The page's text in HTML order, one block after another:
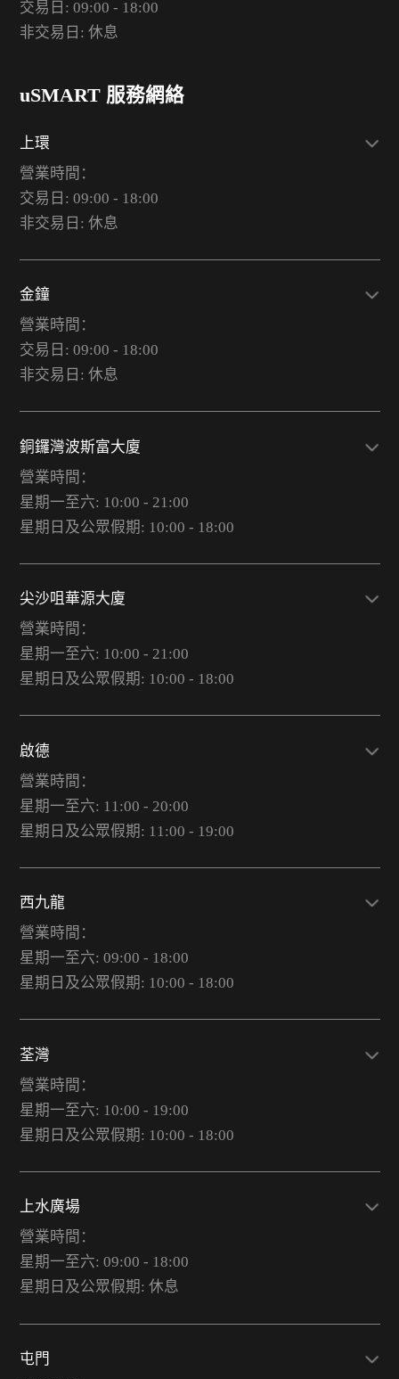
交易日: 09:00 - 18:00
非交易日: 休息
uSMART 服務網絡
上環
營業時間：
交易日: 09:00 - 18:00
非交易日: 休息
金鐘
營業時間：
交易日: 09:00 - 18:00
非交易日: 休息
銅鑼灣波斯富大廈
營業時間：
星期一至六: 10:00 - 21:00
星期日及公眾假期: 10:00 - 18:00
尖沙咀華源大廈
營業時間：
星期一至六: 10:00 - 21:00
星期日及公眾假期: 10:00 - 18:00
啟德
營業時間：
星期一至六: 11:00 - 20:00
星期日及公眾假期: 11:00 - 19:00
西九龍
營業時間：
星期一至六: 09:00 - 18:00
星期日及公眾假期: 10:00 - 18:00
荃灣
營業時間：
星期一至六: 10:00 - 19:00
星期日及公眾假期: 10:00 - 18:00
上水廣場
營業時間：
星期一至六: 09:00 - 18:00
星期日及公眾假期: 休息
屯門